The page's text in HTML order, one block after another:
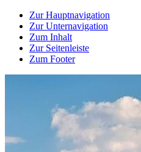
Zur Hauptnavigation
Zur Unternavigation
Zum Inhalt
Zur Seitenleiste
Zum Footer